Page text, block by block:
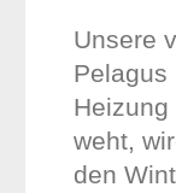
Unsere
Pelagus
weht,
den